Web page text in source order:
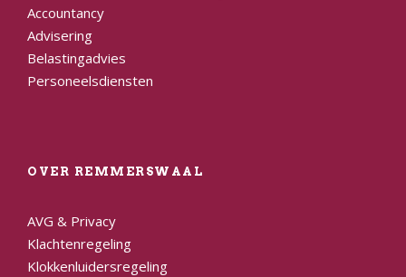
Accountancy
Advisering
Belastingadvies
Personeelsdiensten
OVER REMMERSWAAL
AVG & Privacy
Klachtenregeling
Klokkenluidersregeling